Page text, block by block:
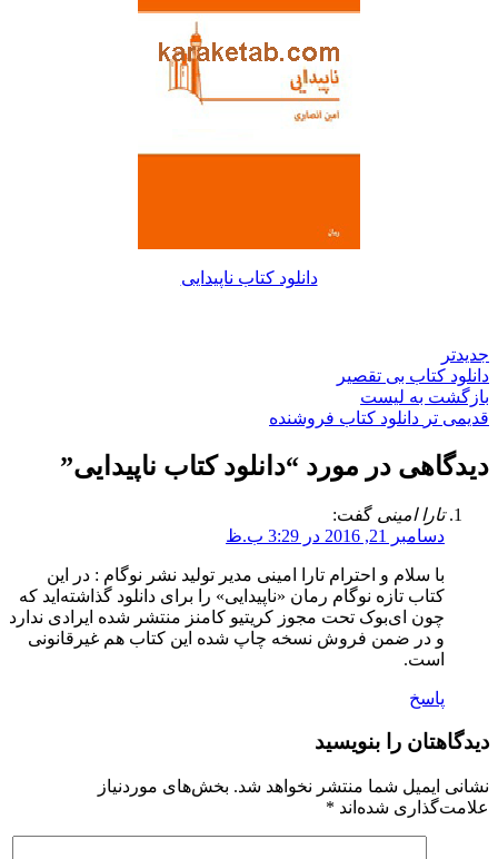
دانلود کتاب ناپیدایی
جدیدتر
دانلود کتاب بی تقصیر
بازگشت به لیست
قدیمی تر دانلود کتاب فروشنده
دیدگاهی در مورد “دانلود کتاب ناپیدایی”
تارا امینی گفت:
دسامبر 21, 2016 در 3:29 ب.ظ
با سلام و احترام تارا امینی مدیر تولید نشر نوگام : در این
کتاب تازه نوگام رمان «ناپیدایی» را برای دانلود گذاشته‌اید که
چون ای‌بوک تحت مجوز کریتیو کامنز منتشر شده ایرادی ندارد
و در ضمن فروش نسخه چاپ شده این کتاب هم غیرقانونی
است.
پاسخ
دیدگاهتان را بنویسید
نشانی ایمیل شما منتشر نخواهد شد. بخش‌های موردنیاز
علامت‌گذاری شده‌اند *